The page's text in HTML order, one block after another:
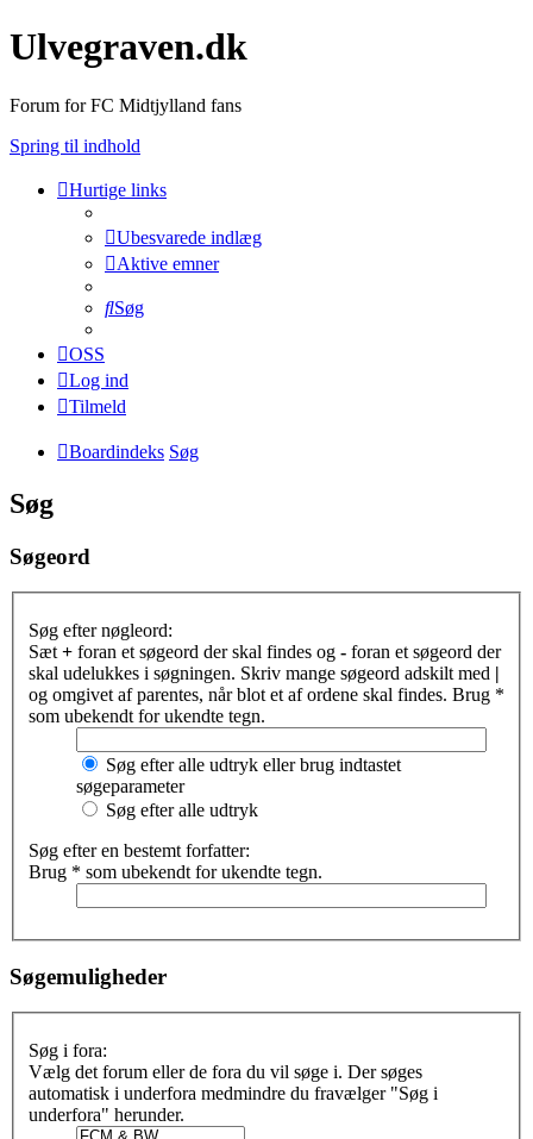
Ulvegraven.dk
Forum for FC Midtjylland fans
Spring til indhold
Hurtige links
Ubesvarede indlæg
Aktive emner
Søg
OSS
Log ind
Tilmeld
Boardindeks Søg
Søg
Søgeord
Søg efter nøgleord:
Sæt + foran et søgeord der skal findes og - foran et søgeord der
skal udelukkes i søgningen. Skriv mange søgeord adskilt med |
og omgivet af parentes, når blot et af ordene skal findes. Brug *
som ubekendt for ukendte tegn.
Søg efter alle udtryk eller brug indtastet
søgeparameter
Søg efter alle udtryk
Søg efter en bestemt forfatter:
Brug * som ubekendt for ukendte tegn.
Søgemuligheder
Søg i fora:
Vælg det forum eller de fora du vil søge i. Der søges
automatisk i underfora medmindre du fravælger "Søg i
underfora" herunder.